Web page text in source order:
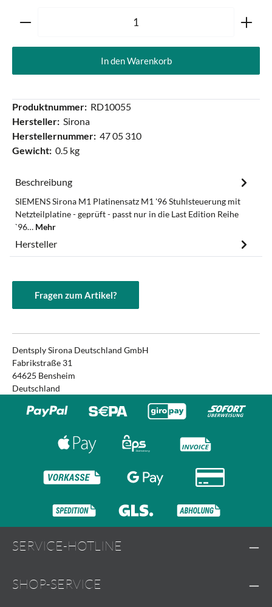
Produkt Anzahl: Gib den gewünschten Wert ein oder
In den Warenkorb
Produktnummer: RD10055
Hersteller: Sirona
Herstellernummer: 47 05 310
Gewicht: 0.5 kg
Beschreibung
SIEMENS Sirona M1 Platinensatz M1 '96 Stuhlsteuerung mit
Netzteilplatine - geprüft - passt nur in die Last Edition Reihe
`96… Mehr
Hersteller
Fragen zum Artikel?
Dentsply Sirona Deutschland GmbH
Fabrikstraße 31
64625 Bensheim
Deutschland
SERVICE-HOTLINE
SHOP-SERVICE